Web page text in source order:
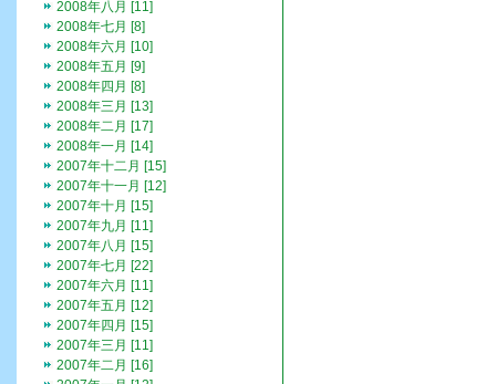
2008年八月 [11]
2008年七月 [8]
2008年六月 [10]
2008年五月 [9]
2008年四月 [8]
2008年三月 [13]
2008年二月 [17]
2008年一月 [14]
2007年十二月 [15]
2007年十一月 [12]
2007年十月 [15]
2007年九月 [11]
2007年八月 [15]
2007年七月 [22]
2007年六月 [11]
2007年五月 [12]
2007年四月 [15]
2007年三月 [11]
2007年二月 [16]